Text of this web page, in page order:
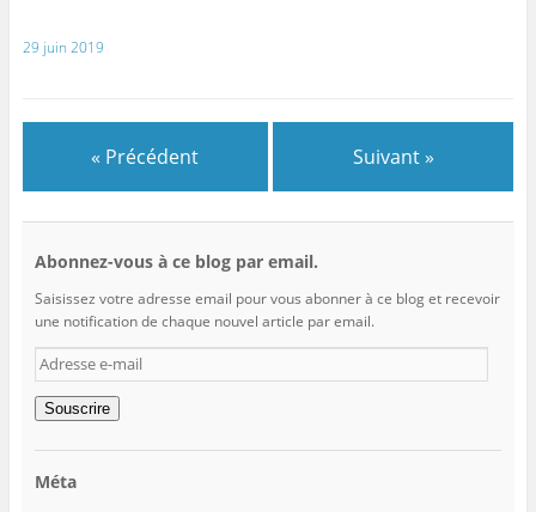
29 juin 2019
« Précédent Suivant »
Abonnez-vous à ce blog par email.
Saisissez votre adresse email pour vous abonner à ce blog et recevoir
une notification de chaque nouvel article par email.
Adresse
e-
mail
Souscrire
Méta